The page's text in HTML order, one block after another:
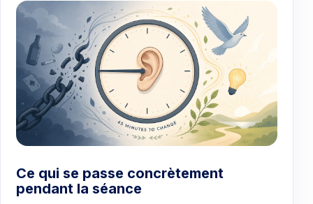
Ce qui se passe concrètement
pendant la séance